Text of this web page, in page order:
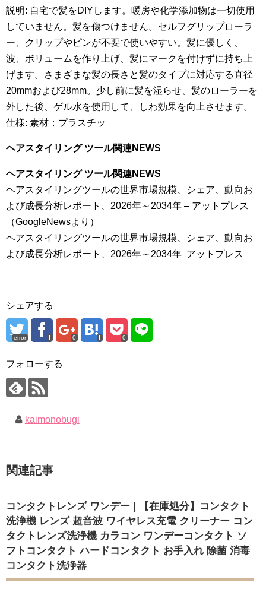
説明: 自宅で髪をDIYします。暖房や化学添加物は一切使用
していません。髪を傷つけません。セルフグリップローラ
ー、クリップやピンが不要で使いやすい。髪に優しく、
波、ボリュームを作り上げ、髪にマークを付けずに持ち上
げます。さまざまな髪の長さと髪のタイプに対応する直径
20mmおよび28mm。少し前に髪を湿らせ、髪のローラーを
外した後、ゲル水を使用して、しわ効果を向上させます。
仕様: 素材：プラスチッ
ヘアスタイリング ツール関連NEWS
ヘアスタイリング ツール関連NEWS
ヘアスタイリングツールの世界市場規模、シェア、動向お
よび成長分析レポート、2026年～2034年 – アットプレス
（GoogleNewsより）
ヘアスタイリングツールの世界市場規模、シェア、動向お
よび成長分析レポート、2026年～2034年 アットプレス
シェアする
error 0 0
フォローする
kaimonobugi
関連記事
コンタクトレンズ ワンデー | 【在庫処分】コンタクト
洗浄機 レンズ 超音波 ワイヤレス充電 クリーナー コン
タクトレンズ洗浄機 カラコン ワンデーコンタクト ソ
フトコンタクト ハードコンタクト お手入れ 除菌 消毒
コンタクト洗浄器